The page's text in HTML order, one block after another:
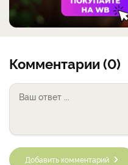
Комментарии (0)
Добавить комментарий